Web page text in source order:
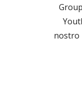
nostro